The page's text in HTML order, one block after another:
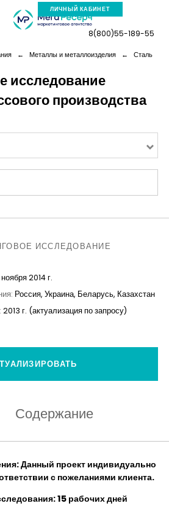
ЛИЧНЫЙ КАБИНЕТ
8(800)55-189-55
← Металлы и металлоизделия ← Сталь
исследование
производства
ИССЛЕДОВАНИЕ
ноября 2014 г.
Россия, Украина, Беларусь, Казахстан
2013 г. (актуализация по запросу)
Содержание
Данный проект индивидуально
с пожеланиями клиента.
15 рабочих дней